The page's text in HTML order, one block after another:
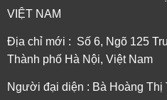
VIỆT NAM
Địa chỉ mới : Số 6, Ngõ 125
Thành phố Hà Nội, Việt Nam
Người đại diện : Bà Hoàng Thị